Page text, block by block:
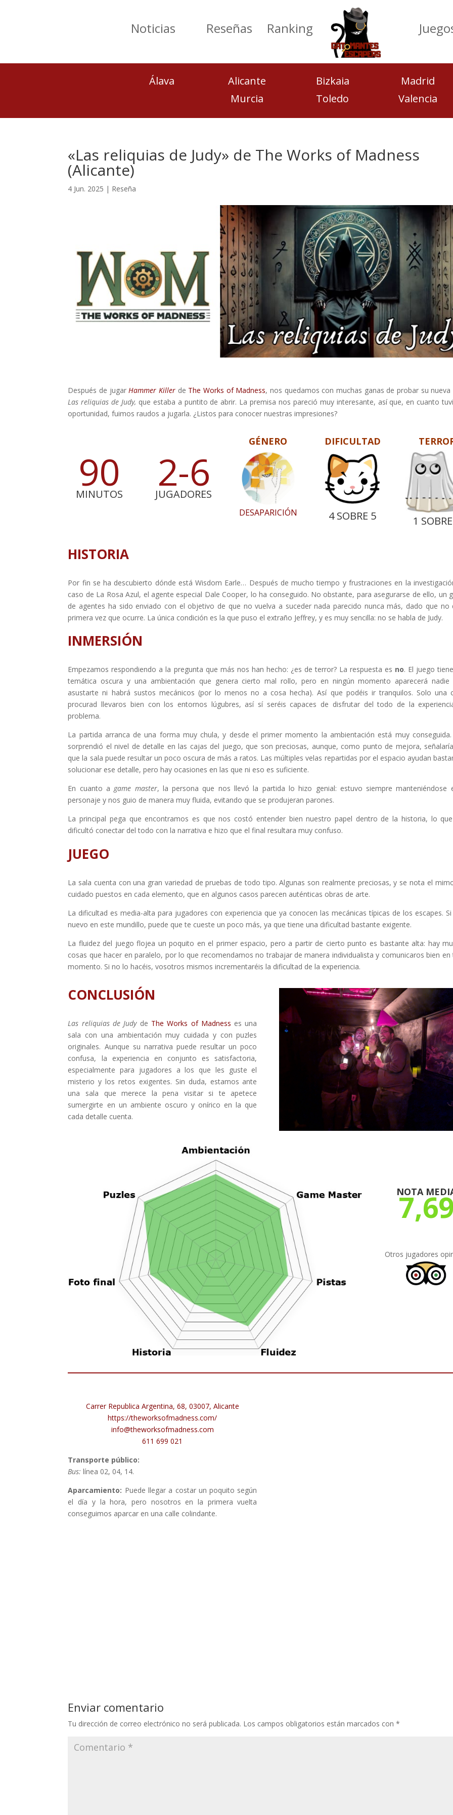
Noticias Reseñas Ranking
Álava
Alicante
Murcia
Bizkaia
Toledo
Madrid
Valencia
«Las reliquias de Judy» de The Works of Madness
(Alicante)
4 Jun. 2025 | Reseña
Después de jugarHammer Killer de The Works of Madness, nos quedamos con muchas ganas de probar su nueva
Las reliquias de Judy, que estaba a puntito de abrir. La premisa nos pareció muy interesante, así que, en cuanto
oportunidad, fuimos raudos a jugarla. ¿Listos para conocer nuestras impresiones?
90
MINUTOS 2-6
JUGADORES
GÉNERO
DESAPARICIÓN
DIFICULTAD
4 SOBRE 5 1
HISTORIA
Por fin se ha descubierto dónde está Wisdom Earle… Después de mucho tiempo y frustraciones en la
caso de La Rosa Azul, el agente especial Dale Cooper, lo ha conseguido. No obstante, para asegurarse de ello, un
de agentes ha sido enviado con el objetivo de que no vuelva a suceder nada parecido nunca más, dado que no
primera vez que ocurre. La única condición es la que puso el extraño Jeffrey, y es muy sencilla: no se habla de Judy.
INMERSIÓN
Empezamos respondiendo a la pregunta que más nos han hecho: ¿es de terror? La respuesta es no. El juego
temática oscura y una ambientación que genera cierto mal rollo, pero en ningún momento aparecerá nadie
asustarte ni habrá sustos mecánicos (por lo menos no a cosa hecha). Así que podéis ir tranquilos. Solo una
procurad llevaros bien con los entornos lúgubres, así sí seréis capaces de disfrutar del todo de la
problema.
La partida arranca de una forma muy chula, y desde el primer momento la ambientación está muy
sorprendió el nivel de detalle en las cajas del juego, que son preciosas, aunque, como punto de mejora,
que la sala puede resultar un poco oscura de más a ratos. Las múltiples velas repartidas por el espacio ayudan
solucionar ese detalle, pero hay ocasiones en las que ni eso es suficiente.
En cuanto agame master, la persona que nos llevó la partida lo hizo genial: estuvo siempre manteniéndose
personaje y nos guio de manera muy fluida, evitando que se produjeran parones.
La principal pega que encontramos es que nos costó entender bien nuestro papel dentro de la historia, lo
dificultó conectar del todo con la narrativa e hizo que el final resultara muy confuso.
JUEGO
La sala cuenta con una gran variedad de pruebas de todo tipo. Algunas son realmente preciosas, y se nota el
cuidado puestos en cada elemento, que en algunos casos parecen auténticas obras de arte.
La dificultad es media-alta para jugadores con experiencia que ya conocen las mecánicas típicas de los escapes. Si
nuevo en este mundillo, puede que te cueste un poco más, ya que tiene una dificultad bastante exigente.
La fluidez del juego flojea un poquito en el primer espacio, pero a partir de cierto punto es bastante alta: hay
cosas que hacer en paralelo, por lo que recomendamos no trabajar de manera individualista y comunicaros bien en
momento. Si no lo hacéis, vosotros mismos incrementaréis la dificultad de la experiencia.
CONCLUSIÓN
Las reliquias de Judyde The Works of Madness es una
sala con una ambientación muy cuidada y con puzles
originales. Aunque su narrativa puede resultar un poco
confusa, la experiencia en conjunto es satisfactoria,
especialmente para jugadores a los que les guste el
misterio y los retos exigentes. Sin duda, estamos ante
una sala que merece la pena visitar si te apetece
sumergirte en un ambiente oscuro y onírico en la que
cada detalle cuenta.
NOTA
7,69
Otros jugadores
Carrer Republica Argentina, 68, 03007, Alicante
https://theworksofmadness.com/
info@theworksofmadness.com
611 699 021
Transporte público:
Bus:línea 02, 04, 14.
Aparcamiento: Puede llegar a costar un poquito según
el día y la hora, pero nosotros en la primera vuelta
conseguimos aparcar en una calle colindante.
Enviar comentario
Tu dirección de correo electrónico no será publicada. Los campos obligatorios están marcados con*